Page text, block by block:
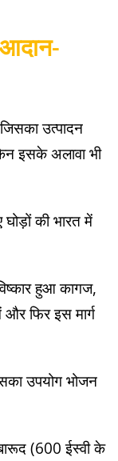
उत्पादन
इसके अलावा भी
की भारत में
हुआ कागज,
और फिर इस मार्ग
उपयोग भोजन
(600 ईस्वी के